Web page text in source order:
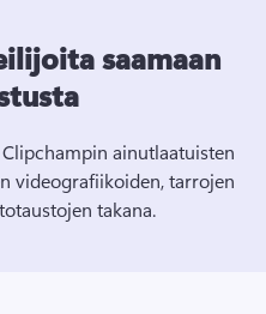
saamaan
ainutlaatuisten
videografiikoiden, tarrojen
takana.